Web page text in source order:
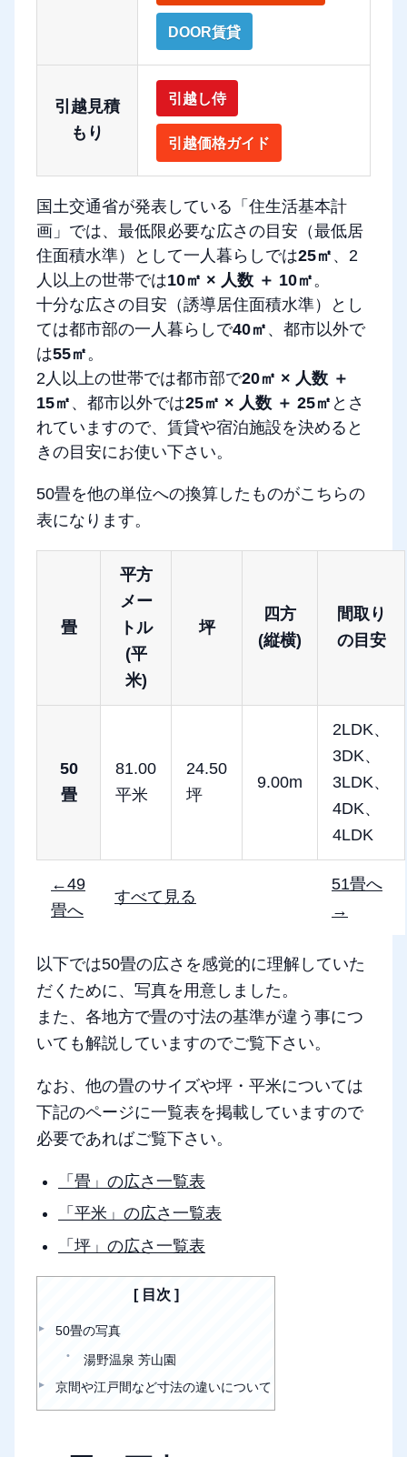
DOOR賃貸
引越見積
もり
引越し侍
引越価格ガイド
国土交通省が発表している「住生活基本計
画」では、最低限必要な広さの目安（最低居
住面積水準）として一人暮らしでは25㎡ 、2
人以上の世帯では10㎡ × 人数 ＋ 10㎡。
十分な広さの目安（誘導居住面積水準）とし
ては都市部の一人暮らしで40㎡ 、都市以外で
は55㎡。
2人以上の世帯では都市部で20㎡ × 人数 ＋
15㎡ 、都市以外では25㎡ × 人数 ＋ 25㎡ とさ
れていますので、賃貸や宿泊施設を決めると
きの目安にお使い下さい。
50畳を他の単位への換算したものがこちらの
表になります。
畳
平方
メー
トル
(平
米)
坪
四方
(縦横)
間取り
の目安
50
畳
81.00
平米
24.50
坪
9.00m
2LDK、
3DK、
3LDK、
4DK、
4LDK
←49
畳へ
すべて見る
51畳へ
→
以下では50畳の広さを感覚的に理解していた
だくために、写真を用意しました。
また、各地方で畳の寸法の基準が違う事につ
いても解説していますのでご覧下さい。
なお、他の畳のサイズや坪・平米については
下記のページに一覧表を掲載していますので
必要であればご覧下さい。
「畳」の広さ一覧表
「平米」の広さ一覧表
「坪」の広さ一覧表
目次
50畳の写真
湯野温泉 芳山園
京間や江戸間など寸法の違いについて